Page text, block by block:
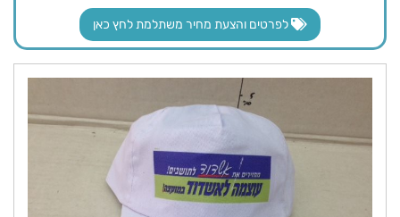
לפרטים והצעת מחיר משתלמת לחץ כאן